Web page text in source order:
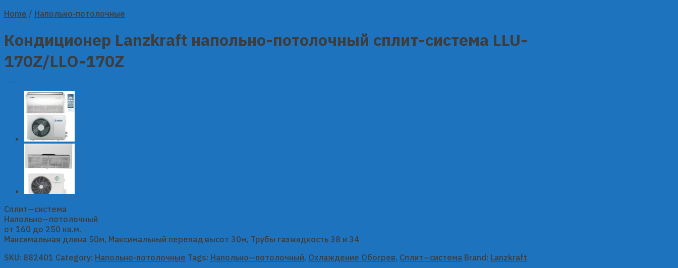
Home / Напольно-потолочные
Кондиционер Lanzkraft напольно-потолочный сплит-система LLU-
170Z/LLO-170Z
Сплит—система
Напольно—потолочный
от 160 до 250 кв.м.
Максимальная длина 50м, Максимальный перепад высот 30м, Трубы газжидкость 38 и 34
SKU: 882401 Category: Напольно-потолочные Tags: Напольно—потолочный, Охлаждение Обогрев, Сплит—система Brand: Lanzkraft